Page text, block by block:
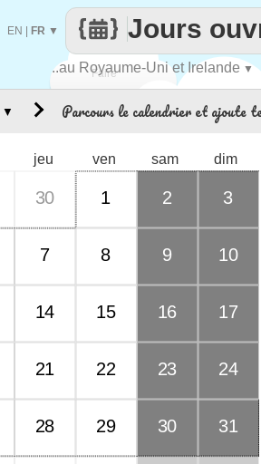
Faire
..au Royaume-Uni et Irelande ▼
Jours
EN FR ▼
Parcours le calendrier et ajoute
jeu ven sam dim
30 1 2 3
7 8 9 10
14 15 16 17
21 22 23 24
28 29 30 31
▼